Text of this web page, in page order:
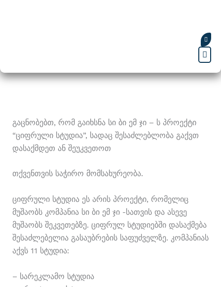
Გაცნობებთ, Რომ Გაიხსნა Სი Ბი Ემ Ჯი – Ს Პროექტი
“ციფრული Სტუდია”, Სადაც Შესაძლებლობა Გაქვთ
Დასაქმდეთ Ან Შეუკვეთოთ
Თქვენთვის Საჭირო Მომსახურეობა.
Ციფრული Სტუდია Ეს Არის Პროექტი, Რომელიც
Მუშაობს Კომპანია Სი Ბი Ემ Ჯი -სათვის Და Ასევე
Მუშაობს Შეკვეთებზე. Ციფრულ Სტუდიებში Დასაქმება
Შესაძლებელია Გასაუბრების Საფუძველზე. Კომპანიას
Აქვს 11 Სტუდია:
– Სარეკლამო Სტუდია